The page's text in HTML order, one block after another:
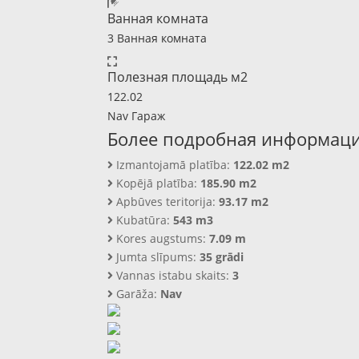
Ванная комната
3 Ванная комната
Полезная площадь м2
122.02
Nav Гараж
Более подробная
Izmantojamā platība: 122.02 m2
Kopējā platība: 185.90 m2
Apbūves teritorija:93.17 m2
Kubatūra:543 m3
Kores augstums:7.09 m
Jumta slīpums:35 grādi
Vannas istabu skaits:3
Garāža: Nav